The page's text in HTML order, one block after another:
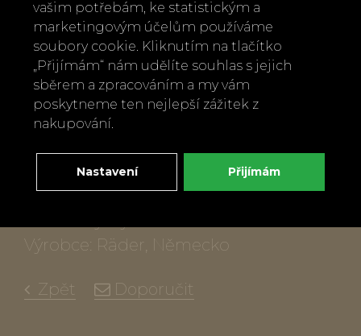
Materiál: porcelán, částečně glazovaný
Barva: sněhově bílá a zářivě zlatá
Rozměry: výška 6 cm, průměr 12 cm
Údržba: omyjte vždy jen jemně v ruce a
nechte důkladně uschnout
dekorace nebo na uložení drobných
cenností, nepatří do mikrovlnné trouby
Výrobce: Räder, Německo
Zpět Doporučit
vašim potřebám, ke statistickým a
marketingovým účelům používáme
soubory cookie. Kliknutím na tlačítko
„Přijímám“ nám udělíte souhlas s jejich
sběrem a zpracováním a my vám
poskytneme ten nejlepší zážitek z
nakupování.
Nastavení Přijímám